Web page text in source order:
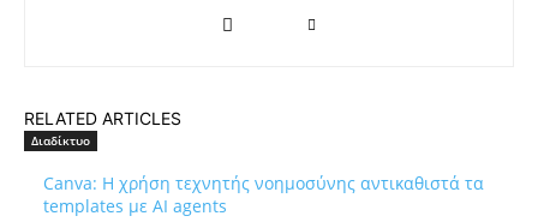
RELATED ARTICLES
Διαδίκτυο
Canva: Η χρήση τεχνητής νοημοσύνης αντικαθιστά τα
templates με AI agents